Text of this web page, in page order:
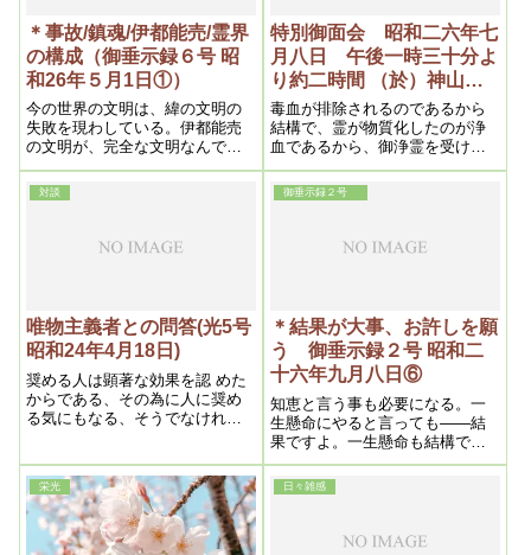
仰にはないんです。これは高い
信仰なんです。そういう人の信
仰は間違いないんです。それが
真理なんだからね。
＊事故/鎮魂/伊都能売/霊界
の構成（御垂示録６号 昭
和26年５月1日①）
今の世界の文明は、緯の文明の
失敗を現わしている。伊都能売
の文明が、完全な文明なんで
す。それを私がやっている。
特別御面会 昭和二六年七
月八日 午後一時三十分よ
り約二時間 （於）神山
荘 上の間 ※その3
毒血が排除されるのであるから
結構で、霊が物質化したのが浄
血であるから、御浄霊を受ける
と、汚い血が出され、きれいな
血が増えてゆくのである。
対談
唯物主義者との問答(光5号
昭和24年4月18日)
奨める人は顕著な効果を認 めた
からである、その為に人に奨め
る気にもなる、そうでなけれ
か
御垂示録２号
＊結果が大事、お許しを願
う 御垂示録２号 昭和二
十六年九月八日⑥
知恵と言う事も必要になる。一
生懸命にやると言っても――結
果ですよ。一生懸命も結構です
が、ただ、結果が現われなけれ
ばね。何彼に言うより、結果で
すよ。そう言う事は、怠けてい
ても、確かに信者ができるな
栄光 日々雑感